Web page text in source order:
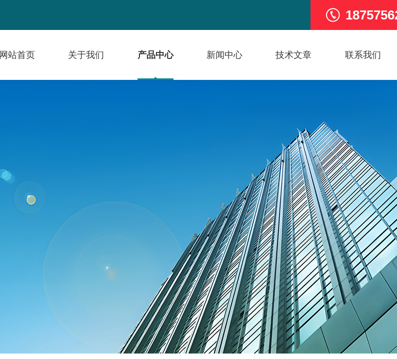
网站首页 关于我们 产品中心 新闻中心 技术文章 联系我们